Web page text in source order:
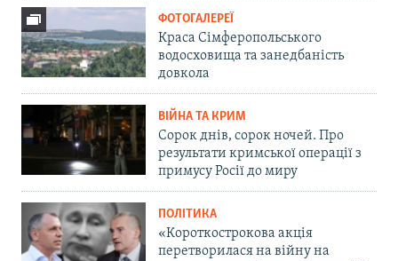
ФОТОГАЛЕРЕЇ
Краса Сімферопольського
водосховища та занедбаність
довкола
ВІЙНА ТА КРИМ
Сорок днів, сорок ночей. Про
результати кримської операції з
примусу Росії до миру
ПОЛІТИКА
«Короткострокова акція
перетворилася на війну на